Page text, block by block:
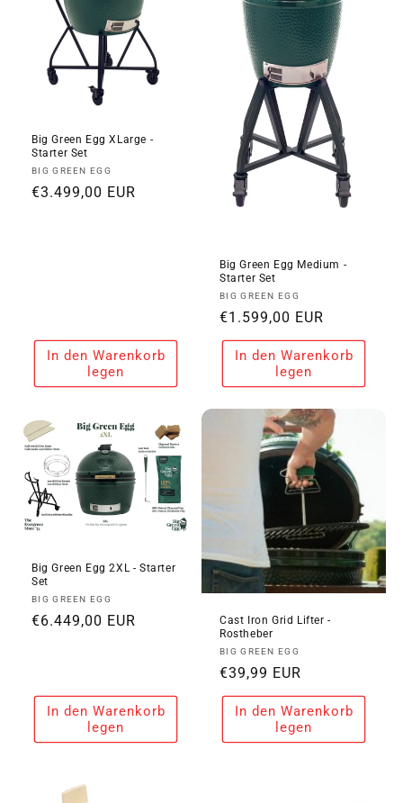
Big Green Egg XLarge -
Starter Set
Anbieter:
BIG GREEN EGG
Normaler
€3.499,00 EUR
In den Warenkorb
legen
Big Green Egg Medium -
Starter Set
Anbieter:
BIG GREEN EGG
Normaler
Preis
€1.599,00 EUR
In den Warenkorb
legen
Big Green Egg 2XL - Starter
Set
Anbieter:
BIG GREEN EGG
Normaler
€6.449,00 EUR
In den Warenkorb
legen
Cast Iron Grid Lifter -
Rostheber
Anbieter:
BIG GREEN EGG
Normaler
Preis
€39,99 EUR
In den Warenkorb
legen